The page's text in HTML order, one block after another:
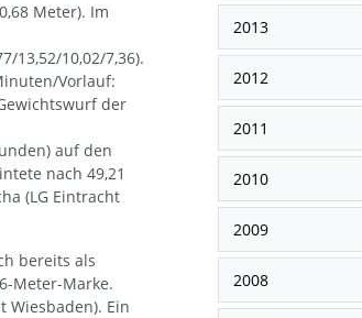
Meter). Im
13,52/10,02/7,36).
Vorlauf:
der
auf den
nach 49,21
(LG Eintracht
bereits als
Meter-Marke.
Wiesbaden). Ein
2013
2012
2011
2010
2009
2008